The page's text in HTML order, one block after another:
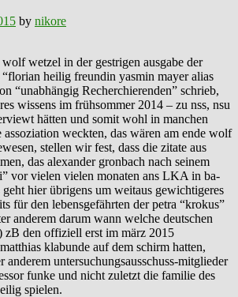
by nikore
wetzel in der gestrigen ausgabe der
heilig freundin yasmin mayer alias
“unabhängig Recherchierenden” schrieb,
wissens im frühsommer 2014 – zu nss, nsu
hätten und somit wohl in manchen
assoziation weckten, das wären am ende wolf
stellen wir fest, dass die zitate aus
das alexander gronbach nach seinem
vor vielen vielen monaten ans LKA in ba-
hier übrigens um weitaus gewichtigeres
für den lebensgefährten der petra “krokus”
anderem darum wann welche deutschen
zB den offiziell erst im märz 2015
klabunde auf dem schirm hatten,
anderem untersuchungsausschuss-mitglieder
funke und nicht zuletzt die familie des
spielen.